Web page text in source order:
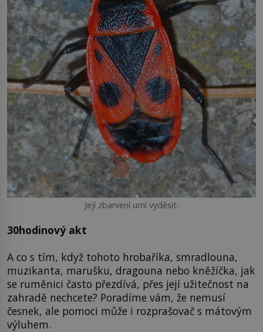
Její zbarvení umí vyděsit.
30hodinový akt
A co s tím, když tohoto hrobaříka, smradlouna,
muzikanta, marušku, dragouna nebo kněžíčka, jak
se ruměnici často přezdívá, přes její užitečnost na
zahradě nechcete? Poradíme vám, že nemusí
česnek, ale pomoci může i rozprašovač s mátovým
výluhem.